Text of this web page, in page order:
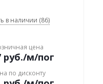
в наличии (86)
цена
руб./м/пог
по дисконту